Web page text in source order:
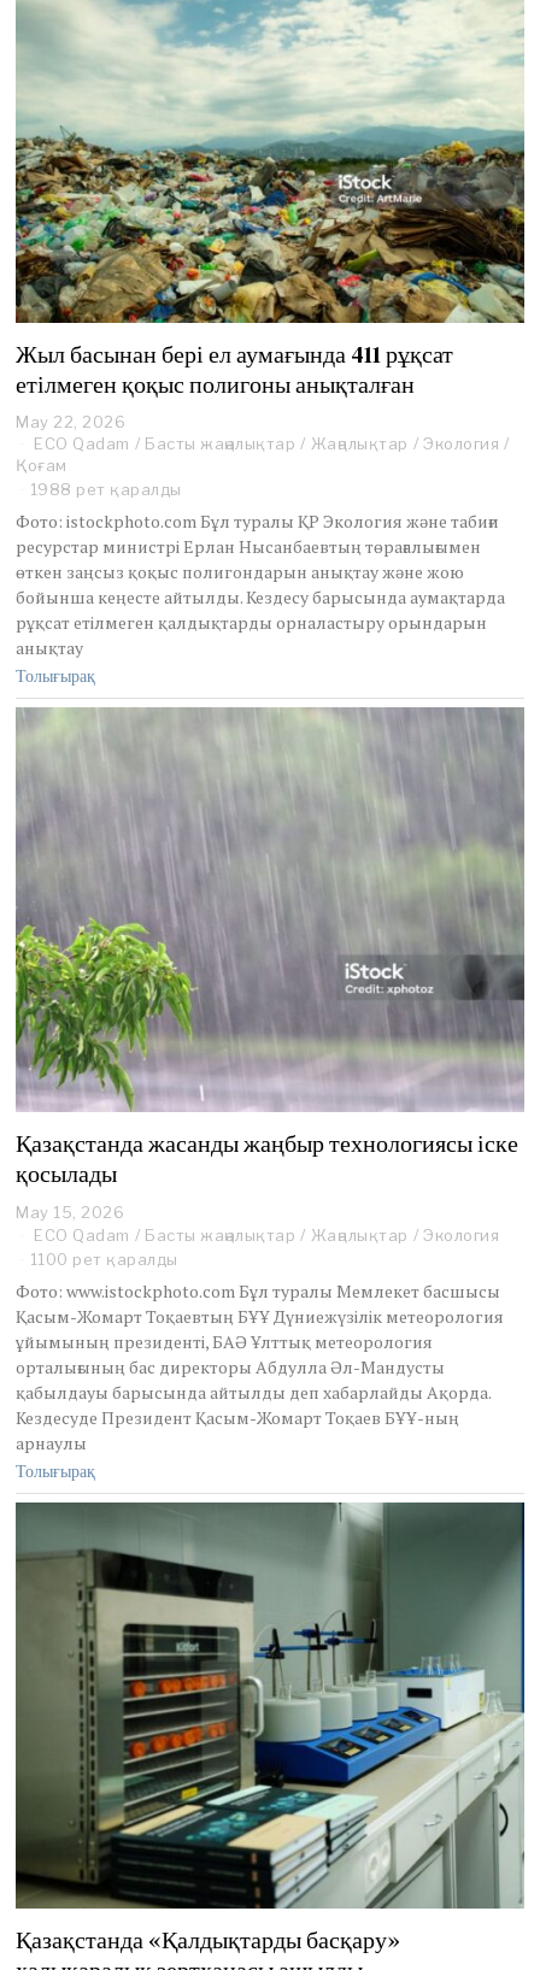
Жыл басынан бері ел аумағында 411 рұқсат
етілмеген қоқыс полигоны анықталған
May 22, 2026
a
2
,
2
0
2
6
ECO Qadam / Басты жаңалықтар / Жаңалықтар / Экология /
Қоғам
1988 рет қаралды
Фото: istockphoto.com Бұл туралы ҚР Экология және табиғи
ресурстар министрі Ерлан Нысанбаевтың төрағалығымен
өткен заңсыз қоқыс полигондарын анықтау және жою
бойынша кеңесте айтылды. Кездесу барысында аумақтарда
рұқсат етілмеген қалдықтарды орналастыру орындарын
анықтау
Толығырақ
Қазақстанда жасанды жаңбыр технологиясы іске
қосылады
May 15, 2026
a
y
5
,
2
0
6
ECO Qadam / Басты жаңалықтар / Жаңалықтар / Экология
1100 рет қаралды
Фото: www.istockphoto.com Бұл туралы Мемлекет басшысы
Қасым-Жомарт Тоқаевтың БҰҰ Дүниежүзілік метеорология
ұйымының президенті, БАӘ Ұлттық метеорология
орталығының бас директоры Абдулла Әл-Мандусты
қабылдауы барысында айтылды деп хабарлайды Ақорда.
Кездесуде Президент Қасым-Жомарт Тоқаев БҰҰ-ның
арнаулы
Толығырақ
Қазақстанда «Қалдықтарды басқару»